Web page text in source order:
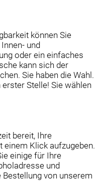
können Sie
und
oder ein einfaches
kann sich der
Sie haben die Wahl.
Stelle! Sie wählen
bereit, Ihre
einem Klick aufzugeben.
einige für Ihre
und
von unserem